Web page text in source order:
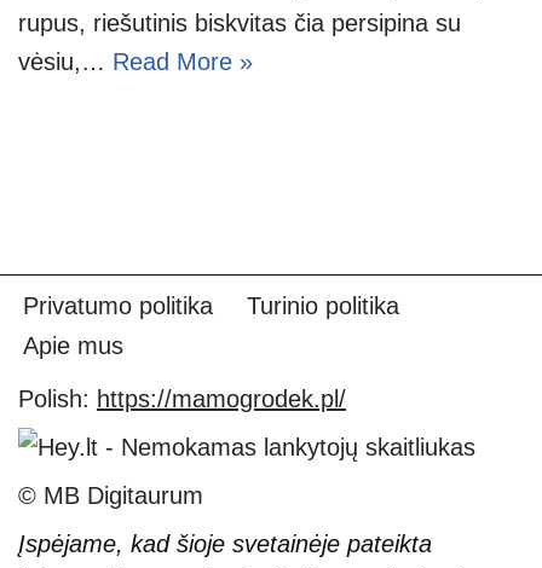
rupus, riešutinis biskvitas čia persipina su
vėsiu,… Read More »
Privatumo politika
Turinio politika
Apie mus
Polish: https://mamogrodek.pl/
© MB Digitaurum
Įspėjame, kad šioje svetainėje pateikta